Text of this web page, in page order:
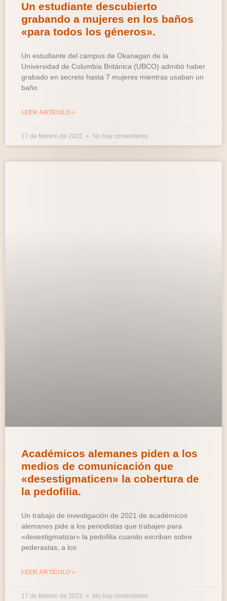
Un estudiante descubierto
grabando a mujeres en los baños
«para todos los géneros».
Un estudiante del campus de Okanagan de la
Universidad de Columbia Británica (UBCO) admitió haber
grabado en secreto hasta 7 mujeres mientras usaban un
baño
LEER ARTÍCULO »
17 de febrero de 2022 No hay comentarios
Académicos alemanes piden a los
medios de comunicación que
«desestigmaticen» la cobertura de
la pedofilia.
Un trabajo de investigación de 2021 de académicos
alemanes pide a los periodistas que trabajen para
«desestigmatizar» la pedofilia cuando escriban sobre
pederastas, a los
LEER ARTÍCULO »
17 de febrero de 2022 No hay comentarios